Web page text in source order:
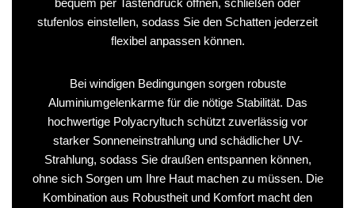
stufenlos einstellen, sodass Sie den Schatten jederzeit
flexibel anpassen können.
Bei windigen Bedingungen sorgen robuste
Aluminiumgelenkarme für die nötige Stabilität. Das
hochwertige Polyacryltuch schützt zuverlässig vor
starker Sonneneinstrahlung und schädlicher UV-
Strahlung, sodass Sie draußen entspannen können,
ohne sich Sorgen um Ihre Haut machen zu müssen. Die
Kombination aus Robustheit und Komfort macht den